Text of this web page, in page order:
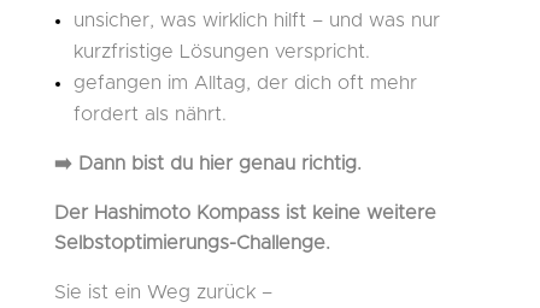
unsicher, was wirklich hilft – und was nur
kurzfristige Lösungen verspricht.
gefangen im Alltag, der dich oft mehr
fordert als nährt.
➡️ Dann bist du hier genau richtig.
Der Hashimoto Kompass ist keine weitere
Selbstoptimierungs-Challenge.
Sie ist ein Weg zurück –